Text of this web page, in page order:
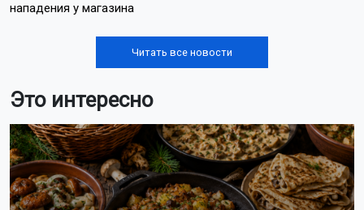
нападения у магазина
Читать все новости
Это интересно